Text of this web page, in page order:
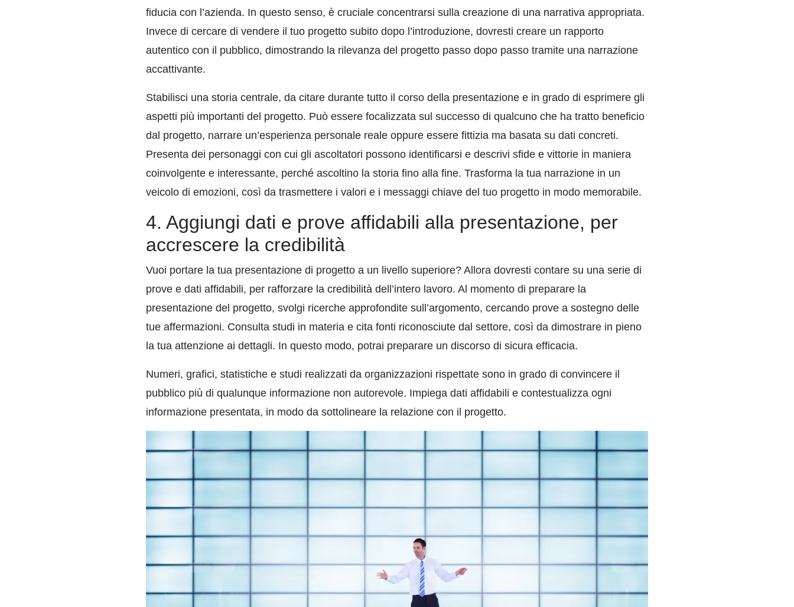
fiducia con l’azienda. In questo senso, è cruciale concentrarsi sulla creazione di una narrativa appropriata.
Invece di cercare di vendere il tuo progetto subito dopo l’introduzione, dovresti creare un rapporto
autentico con il pubblico, dimostrando la rilevanza del progetto passo dopo passo tramite una narrazione
accattivante.
Stabilisci una storia centrale, da citare durante tutto il corso della presentazione e in grado di esprimere gli
aspetti più importanti del progetto. Può essere focalizzata sul successo di qualcuno che ha tratto beneficio
dal progetto, narrare un’esperienza personale reale oppure essere fittizia ma basata su dati concreti.
Presenta dei personaggi con cui gli ascoltatori possono identificarsi e descrivi sfide e vittorie in maniera
coinvolgente e interessante, perché ascoltino la storia fino alla fine. Trasforma la tua narrazione in un
veicolo di emozioni, così da trasmettere i valori e i messaggi chiave del tuo progetto in modo memorabile.
4. Aggiungi dati e prove affidabili alla presentazione, per
accrescere la credibilità
Vuoi portare la tua presentazione di progetto a un livello superiore? Allora dovresti contare su una serie di
prove e dati affidabili, per rafforzare la credibilità dell’intero lavoro. Al momento di preparare la
presentazione del progetto, svolgi ricerche approfondite sull’argomento, cercando prove a sostegno delle
tue affermazioni. Consulta studi in materia e cita fonti riconosciute dal settore, così da dimostrare in pieno
la tua attenzione ai dettagli. In questo modo, potrai preparare un discorso di sicura efficacia.
Numeri, grafici, statistiche e studi realizzati da organizzazioni rispettate sono in grado di convincere il
pubblico più di qualunque informazione non autorevole. Impiega dati affidabili e contestualizza ogni
informazione presentata, in modo da sottolineare la relazione con il progetto.